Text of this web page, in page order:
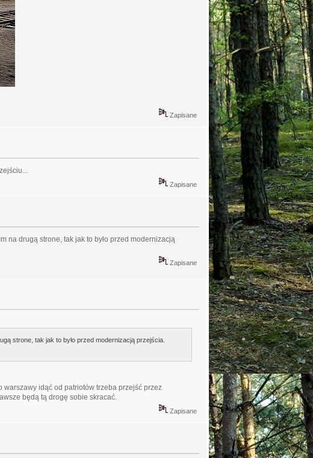
Zapisane
Zapisane
na drugą strone, tak jak to było przed modernizacją
Zapisane
strone, tak jak to było przed modernizacją przejścia.
idąć od patriotów trzeba przejść przez
będą tą drogę sobie skracać.
Zapisane